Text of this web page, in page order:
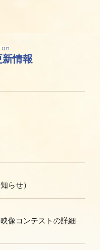
情報
らせ）
像コンテストの詳細